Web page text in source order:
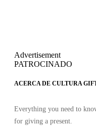
Advertisement
PATROCINADO
ACERCA DE CULTURA
Everything you need to
for giving a present.